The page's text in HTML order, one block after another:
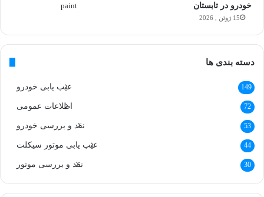
خودرو در تابستان
15 ژوئن , 2026
دسته بندی ها
عیب یابی خودرو 149
اطلاعات عمومی 72
نقد و بررسی خودرو 53
عیب یابی موتور سیکلت 44
نقد و بررسی موتور 30